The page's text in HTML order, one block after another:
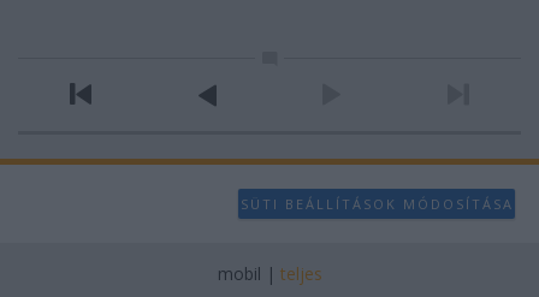
SÜTI BEÁLLÍTÁSOK MÓDOSÍTÁSA
mobil | teljes